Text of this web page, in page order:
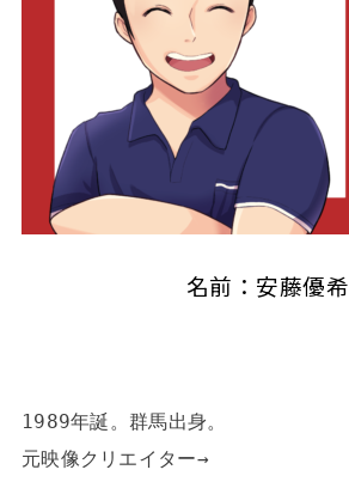
名前：安藤優希
1989年誕。群馬出身。
元映像クリエイター→